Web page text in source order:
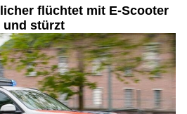
flüchtet mit E-Scooter
und stürzt